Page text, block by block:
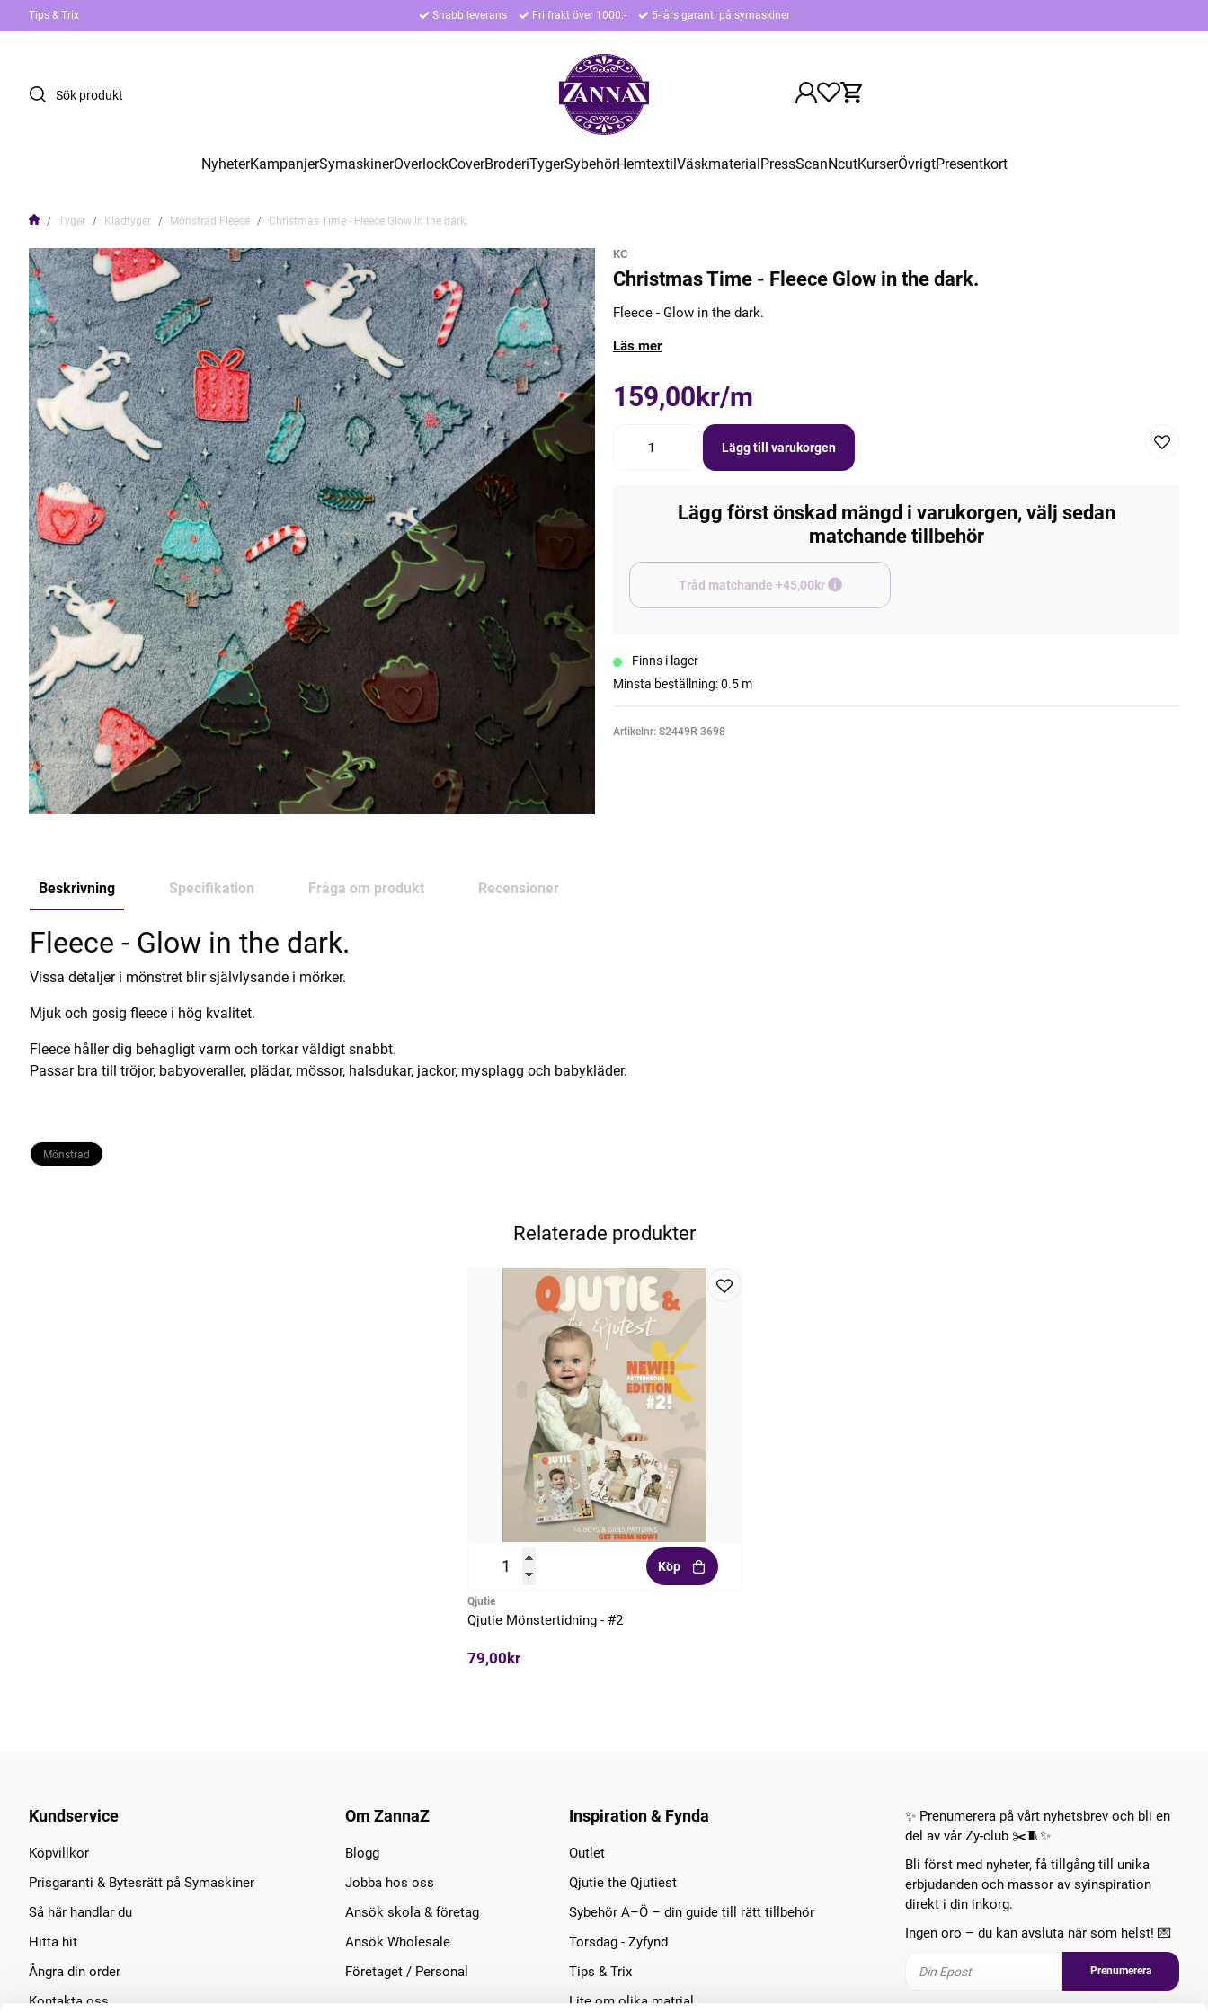
Tips & Trix Snabb leverans Fri frakt över 1000:- 5- års garanti på symaskiner
NyheterKampanjerSymaskinerOverlockCoverBroderiTygerSybehörHemtextilVäskmaterialPressScanNcutKurserÖvrigtPresentkort
Tyger Klädtyger Mönstrad Fleece Christmas Time - Fleece Glow in the dark.
KC
Christmas Time - Fleece Glow in the dark.
Fleece - Glow in the dark.
Läs mer
159,00kr/m
Lägg till varukorgen
Lägg först önskad mängd i varukorgen, välj sedan
matchande tillbehör
Tråd matchande +45,00kr
Finns i lager
Minsta beställning: 0.5 m
Artikelnr: S2449R-3698
Beskrivning Specifikation Fråga om produkt Recensioner
Fleece - Glow in the dark.
Vissa detaljer i mönstret blir självlysande i mörker.
Mjuk och gosig fleece i hög kvalitet.
Fleece håller dig behagligt varm och torkar väldigt snabbt.
Passar bra till tröjor, babyoveraller, plädar, mössor, halsdukar, jackor, mysplagg och babykläder.
Mönstrad
Relaterade produkter
Köp
Qjutie
Qjutie Mönstertidning - #2
79,00kr
Kundservice
Köpvillkor
Prisgaranti & Bytesrätt på Symaskiner
Så här handlar du
Hitta hit
Ångra din order
Kontakta oss
Om ZannaZ
Blogg
Jobba hos oss
Ansök skola & företag
Ansök Wholesale
Företaget / Personal
Inspiration & Fynda
Outlet
Qjutie the Qjutiest
Sybehör A–Ö – din guide till rätt tillbehör
Torsdag - Zyfynd
Tips & Trix
Lite om olika matrial
✨ Prenumerera på vårt nyhetsbrev och bli en
del av vår Zy-club ✂️🧵✨
Bli först med nyheter, få tillgång till unika
erbjudanden och massor av syinspiration
direkt i din inkorg.
Ingen oro – du kan avsluta när som helst! 💌
Prenumerera